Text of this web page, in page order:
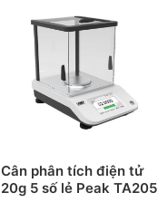
Cân phân tích điện tử
20g 5 số lẻ Peak TA205